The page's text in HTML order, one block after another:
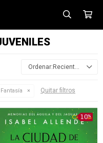
Recientes
Fantasía Quitar filtros